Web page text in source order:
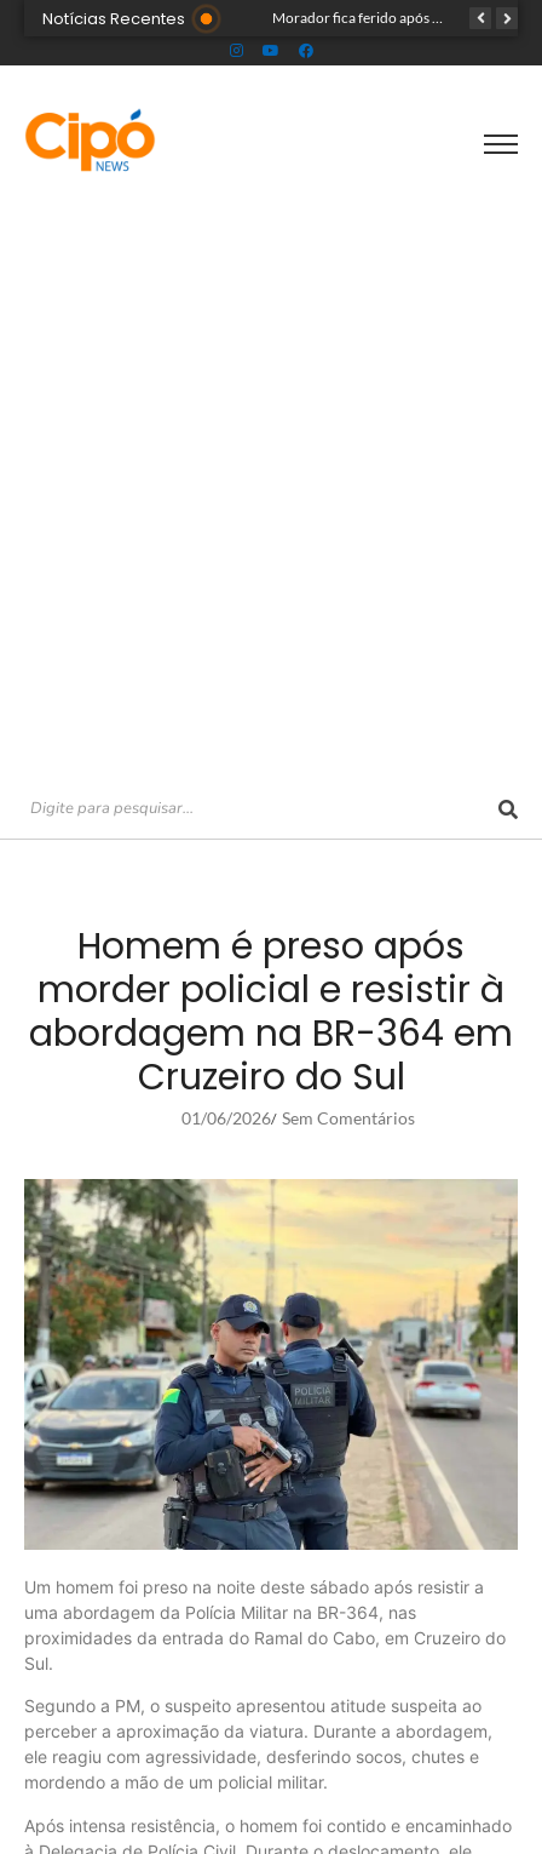
Notícias Recentes Após identificar falhas, MPAC monitora assistência a adultos com autismo em Cruzeiro
Homem é preso após
morder policial e resistir à
abordagem na BR-364 em
Cruzeiro do Sul
01/06/2026/ Sem Comentários
Um homem foi preso na noite deste sábado após resistir a
uma abordagem da Polícia Militar na BR-364, nas
proximidades da entrada do Ramal do Cabo, em Cruzeiro do
Sul.
Segundo a PM, o suspeito apresentou atitude suspeita ao
perceber a aproximação da viatura. Durante a abordagem,
ele reagiu com agressividade, desferindo socos, chutes e
mordendo a mão de um policial militar.
Após intensa resistência, o homem foi contido e encaminhado